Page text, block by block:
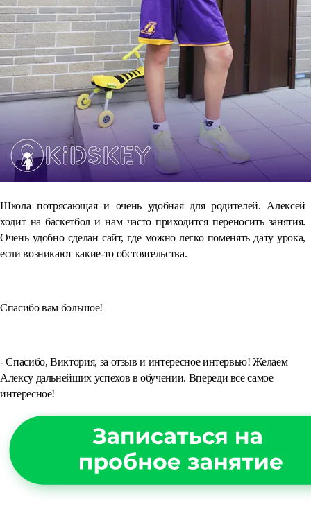
Школа потрясающая и очень удобная для родителей. Алексей
ходит на баскетбол и нам часто приходится переносить занятия.
Очень удобно сделан сайт, где можно легко поменять дату урока,
если возникают какие-то обстоятельства.
Спасибо вам большое!
- Спасибо, Виктория, за отзыв и интересное интервью! Желаем
Алексу дальнейших успехов в обучении. Впереди все самое
интересное!